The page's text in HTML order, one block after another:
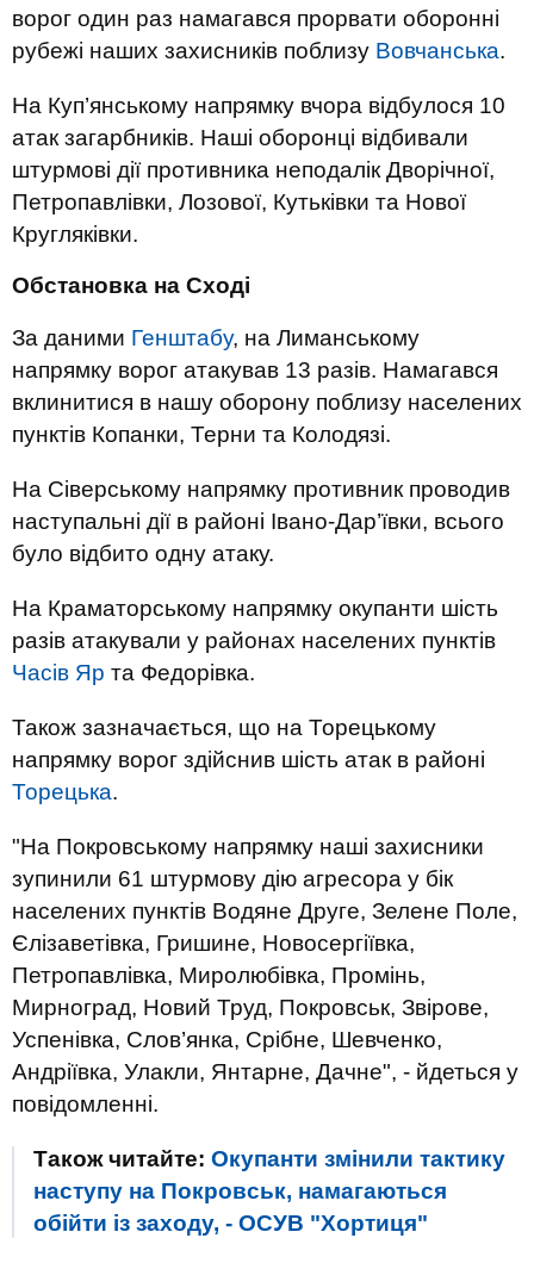
ворог один раз намагався прорвати оборонні
рубежі наших захисників поблизу Вовчанська.
На Куп’янському напрямку вчора відбулося 10
атак загарбників. Наші оборонці відбивали
штурмові дії противника неподалік Дворічної,
Петропавлівки, Лозової, Кутьківки та Нової
Кругляківки.
Обстановка на Сході
За даними Генштабу, на Лиманському
напрямку ворог атакував 13 разів. Намагався
вклинитися в нашу оборону поблизу населених
пунктів Копанки, Терни та Колодязі.
На Сіверському напрямку противник проводив
наступальні дії в районі Івано-Дар’ївки, всього
було відбито одну атаку.
На Краматорському напрямку окупанти шість
разів атакували у районах населених пунктів
Часів Яр та Федорівка.
Також зазначається, що на Торецькому
напрямку ворог здійснив шість атак в районі
Торецька.
"На Покровському напрямку наші захисники
зупинили 61 штурмову дію агресора у бік
населених пунктів Водяне Друге, Зелене Поле,
Єлізаветівка, Гришине, Новосергіївка,
Петропавлівка, Миролюбівка, Промінь,
Мирноград, Новий Труд, Покровськ, Звірове,
Успенівка, Слов’янка, Срібне, Шевченко,
Андріївка, Улакли, Янтарне, Дачне", - йдеться у
повідомленні.
Також читайте: Окупанти змінили тактику
наступу на Покровськ, намагаються
обійти із заходу, - ОСУВ "Хортиця"